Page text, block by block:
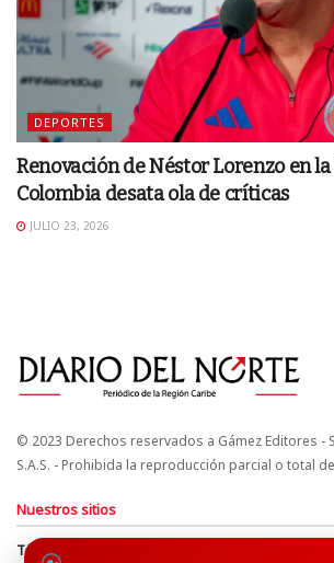
DEPORTES
Renovación de Néstor Lorenzo en
Colombia desata ola de críticas
JULIO 23, 2026
© 2023 Derechos reservados a Gámez Editores -
S.A.S. - Prohibida la reproducción parcial o total
Nuestros sitios
Términos y Condiciones Derechos de Autor